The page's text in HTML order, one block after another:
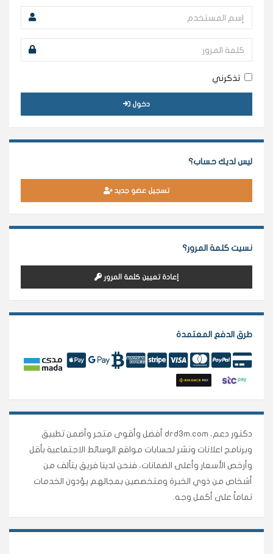
تذكرني
دخول
ليس لديك حساب؟
تسجيل عضو جديد
نسيت كلمة المرور؟
إعادة تعيين كلمة المرور
طرق الدفع المعتمدة
دكتور دعم، drd3m.com أفضل وأقوى متجر وأضمن تطبيق
وبرنامج اعلانات ونشر لحسابات مواقع الوسائط الاجتماعية بأقل
وأرخص الأسعار وأعلى الضمانات، فنحن لدينا فريق يتألف من
أشخاص من ذوي الخبرة ومتخصصين بمجالهم يؤدون الخدمات
تماماً على أكمل وجه.